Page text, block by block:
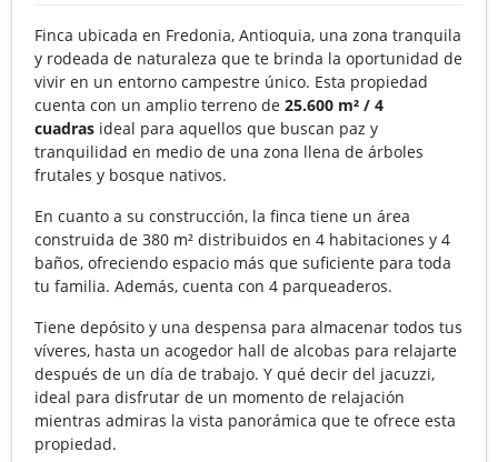
Finca ubicada en Fredonia, Antioquia, una zona tranquila
y rodeada de naturaleza que te brinda la oportunidad de
vivir en un entorno campestre único. Esta propiedad
cuenta con un amplio terreno de 25.600 m² / 4
cuadras ideal para aquellos que buscan paz y
tranquilidad en medio de una zona llena de árboles
frutales y bosque nativos.
En cuanto a su construcción, la finca tiene un área
construida de 380 m² distribuidos en 4 habitaciones y 4
baños, ofreciendo espacio más que suficiente para toda
tu familia. Además, cuenta con 4 parqueaderos.
Tiene depósito y una despensa para almacenar todos tus
víveres, hasta un acogedor hall de alcobas para relajarte
después de un día de trabajo. Y qué decir del jacuzzi,
ideal para disfrutar de un momento de relajación
mientras admiras la vista panorámica que te ofrece esta
propiedad.